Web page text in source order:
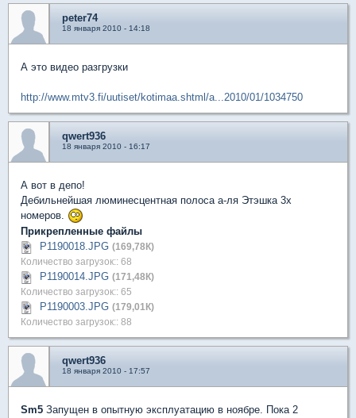
peter74
18 января 2010 - 14:18
А это видео разгрузки
http://www.mtv3.fi/uutiset/kotimaa.shtml/a...2010/01/1034750
qwert936
18 января 2010 - 16:17
А вот в депо!
Дебильнейшая люминесцентная полоса а-ля Этэшка 3х
номеров.
Прикрепленные файлы
P1190018.JPG (169,78К)
Количество загрузок:: 68
P1190014.JPG (171,48К)
Количество загрузок:: 65
P1190003.JPG (179,01К)
Количество загрузок:: 88
qwert936
18 января 2010 - 17:57
Sm5 Запущен в опытную эксплуатацию в ноябре. Пока 2